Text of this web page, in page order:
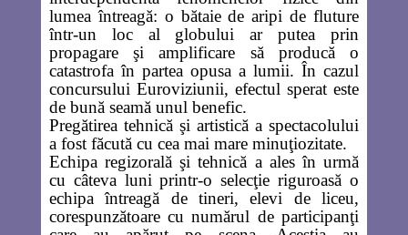
lumea întreagă: o bătaie de aripi de fluture
într-un loc al globului ar putea prin
propagare şi amplificare să producă o
catastrofa în partea opusa a lumii. În cazul
concursului Euroviziunii, efectul sperat este
de bună seamă unul benefic.
Pregătirea tehnică şi artistică a spectacolului
a fost făcută cu cea mai mare minuţiozitate.
Echipa regizorală şi tehnică a ales în urmă
cu câteva luni printr-o selecţie riguroasă o
echipa întreagă de tineri, elevi de liceu,
corespunzătoare cu numărul de participanţi